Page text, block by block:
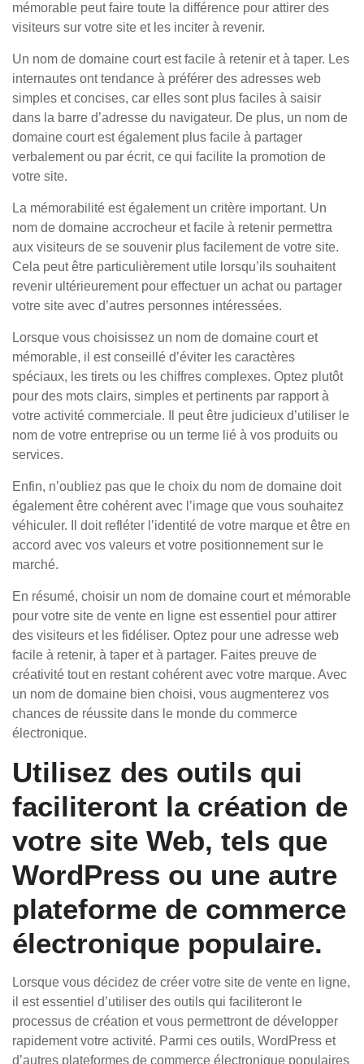
mémorable peut faire toute la différence pour attirer des
visiteurs sur votre site et les inciter à revenir.
Un nom de domaine court est facile à retenir et à taper. Les
internautes ont tendance à préférer des adresses web
simples et concises, car elles sont plus faciles à saisir
dans la barre d’adresse du navigateur. De plus, un nom de
domaine court est également plus facile à partager
verbalement ou par écrit, ce qui facilite la promotion de
votre site.
La mémorabilité est également un critère important. Un
nom de domaine accrocheur et facile à retenir permettra
aux visiteurs de se souvenir plus facilement de votre site.
Cela peut être particulièrement utile lorsqu’ils souhaitent
revenir ultérieurement pour effectuer un achat ou partager
votre site avec d’autres personnes intéressées.
Lorsque vous choisissez un nom de domaine court et
mémorable, il est conseillé d’éviter les caractères
spéciaux, les tirets ou les chiffres complexes. Optez plutôt
pour des mots clairs, simples et pertinents par rapport à
votre activité commerciale. Il peut être judicieux d’utiliser le
nom de votre entreprise ou un terme lié à vos produits ou
services.
Enfin, n’oubliez pas que le choix du nom de domaine doit
également être cohérent avec l’image que vous souhaitez
véhiculer. Il doit refléter l’identité de votre marque et être en
accord avec vos valeurs et votre positionnement sur le
marché.
En résumé, choisir un nom de domaine court et mémorable
pour votre site de vente en ligne est essentiel pour attirer
des visiteurs et les fidéliser. Optez pour une adresse web
facile à retenir, à taper et à partager. Faites preuve de
créativité tout en restant cohérent avec votre marque. Avec
un nom de domaine bien choisi, vous augmenterez vos
chances de réussite dans le monde du commerce
électronique.
Utilisez des outils qui
faciliteront la création de
votre site Web, tels que
WordPress ou une autre
plateforme de commerce
électronique populaire.
Lorsque vous décidez de créer votre site de vente en ligne,
il est essentiel d’utiliser des outils qui faciliteront le
processus de création et vous permettront de développer
rapidement votre activité. Parmi ces outils, WordPress et
d’autres plateformes de commerce électronique populaires